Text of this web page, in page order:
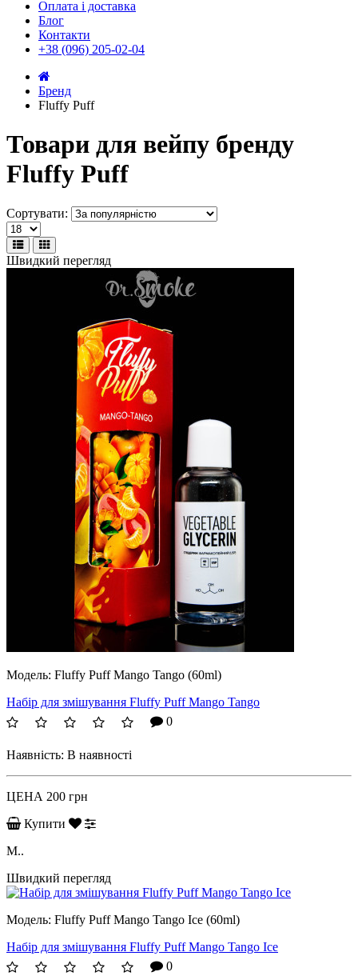
Оплата і доставка
Блог
Контакти
+38 (096) 205-02-04
Бренд
Fluffy Puff
Товари для вейпу бренду
Fluffy Puff
Сортувати:
Швидкий перегляд
Модель: Fluffy Puff Mango Tango (60ml)
Набір для змішування Fluffy Puff Mango Tango
0
Наявність: В наявності
ЦЕНА 200 грн
Купити
M..
Швидкий перегляд
Модель: Fluffy Puff Mango Tango Ice (60ml)
Набір для змішування Fluffy Puff Mango Tango Ice
0